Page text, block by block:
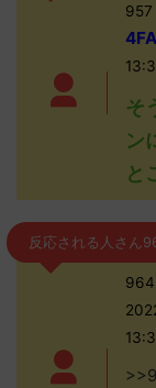
957
そ
ン
と
反応される人さん
964